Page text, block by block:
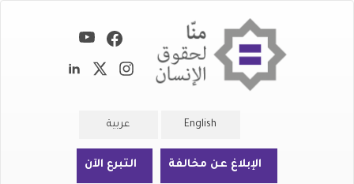
English عربية
الإبلاغ عن مخالفة التبرع الآن